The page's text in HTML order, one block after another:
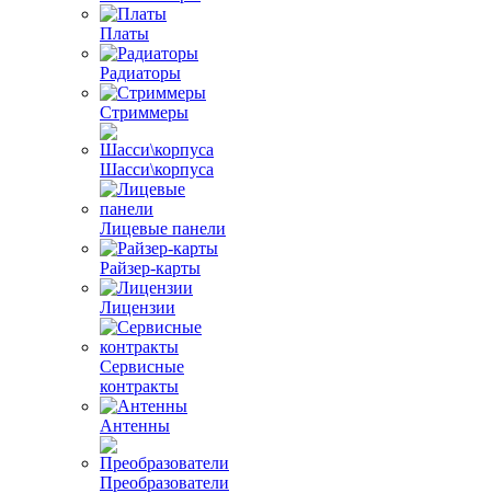
Платы
Радиаторы
Стриммеры
Шасси\корпуса
Лицевые панели
Райзер-карты
Лицензии
Сервисные
контракты
Антенны
Преобразователи